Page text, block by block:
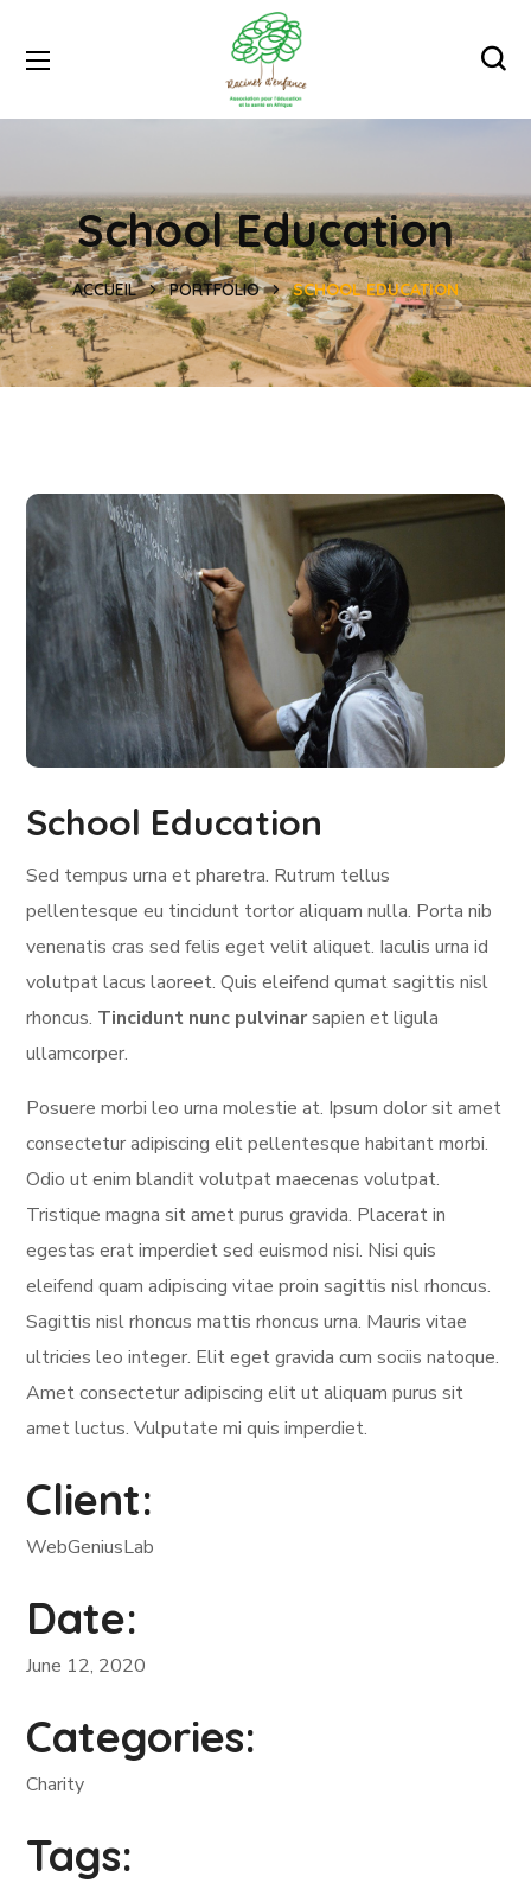
School Education
ACCUEIL PORTFOLIO SCHOOL EDUCATION
School Education
Sed tempus urna et pharetra. Rutrum tellus
pellentesque eu tincidunt tortor aliquam nulla. Porta nib
venenatis cras sed felis eget velit aliquet. Iaculis urna id
volutpat lacus laoreet. Quis eleifend qumat sagittis nisl
rhoncus. Tincidunt nunc pulvinarsapien et ligula
ullamcorper.
Posuere morbi leo urna molestie at. Ipsum dolor sit amet
consectetur adipiscing elit pellentesque habitant morbi.
Odio ut enim blandit volutpat maecenas volutpat.
Tristique magna sit amet purus gravida. Placerat in
egestas erat imperdiet sed euismod nisi. Nisi quis
eleifend quam adipiscing vitae proin sagittis nisl rhoncus.
Sagittis nisl rhoncus mattis rhoncus urna. Mauris vitae
ultricies leo integer. Elit eget gravida cum sociis natoque.
Amet consectetur adipiscing elit ut aliquam purus sit
amet luctus. Vulputate mi quis imperdiet.
Client:
WebGeniusLab
Date:
June 12, 2020
Categories:
Charity
Tags: